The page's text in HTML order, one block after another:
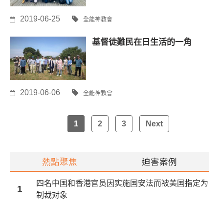
2019-06-25 全能神教會
基督徒難民在日生活的一角
2019-06-06 全能神教會
1 2 3 Next
熱點聚焦 迫害案例
1
四名中国和香港官员因实施国安法而被美国指定为
制裁对象